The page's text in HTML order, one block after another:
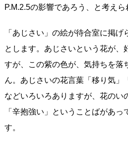
P.M.2.5の影響であろう、と考えら
「あじさい」の絵が待合室に掲
とします。あじさいという花が、
すが、この紫の色が、気持ちを落
ん。あじさいの花言葉「移り気」
などいろいろありますが、花のい
「辛抱強い」ということばがあっ
す。